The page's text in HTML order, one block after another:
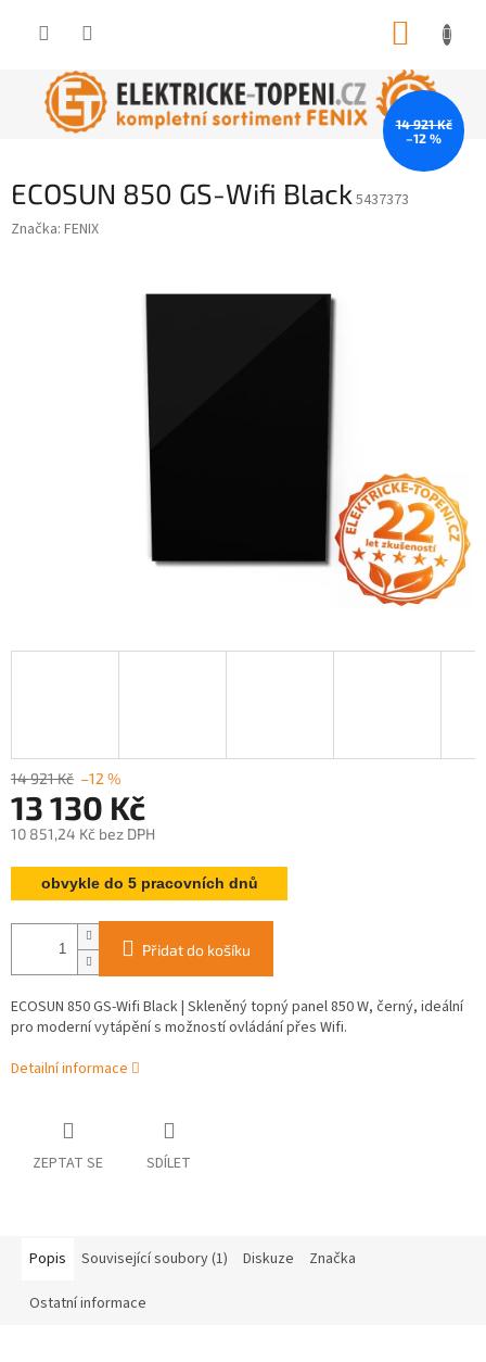
ECOSUN 850 GS-Wifi Black 5437373
Značka: FENIX
14 921 Kč
–12 %
14 921 Kč –12 %
13 130 Kč
10 851,24 Kč bez DPH
Měrná
cena:obvykle do 5 pracovních dnů
Přidat do košíku
ECOSUN 850 GS-Wifi Black | Skleněný topný panel 850 W, černý, ideální
pro moderní vytápění s možností ovládání přes Wifi.
Detailní informace
ZEPTAT SE SDÍLET
Popis Související soubory (1) Diskuze Značka
Ostatní informace